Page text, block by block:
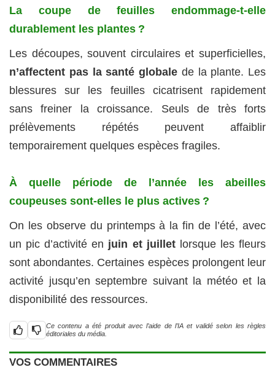
La coupe de feuilles endommage-t-elle
durablement les plantes ?
Les découpes, souvent circulaires et superficielles,
n’affectent pas la santé globale de la plante. Les
blessures sur les feuilles cicatrisent rapidement
sans freiner la croissance. Seuls de très forts
prélèvements répétés peuvent affaiblir
temporairement quelques espèces fragiles.
À quelle période de l’année les abeilles
coupeuses sont-elles le plus actives ?
On les observe du printemps à la fin de l’été, avec
un pic d’activité en juin et juilletlorsque les fleurs
sont abondantes. Certaines espèces prolongent leur
activité jusqu’en septembre suivant la météo et la
disponibilité des ressources.
Ce contenu a été produit avec l’aide de l’IA et validé selon les règles
éditoriales du média.
VOS COMMENTAIRES